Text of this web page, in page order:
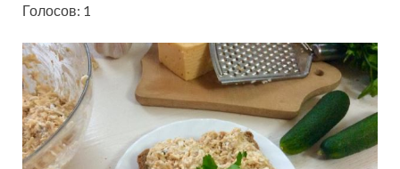
Голосов: 1